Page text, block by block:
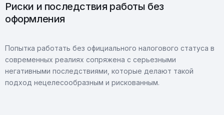
Риски и последствия работы без
оформления
Попытка работать без официального налогового статуса в
современных реалиях сопряжена с серьезными
негативными последствиями, которые делают такой
подход нецелесообразным и рискованным.